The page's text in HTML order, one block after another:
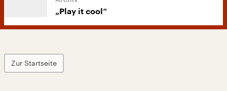
„Play it cool“
Zur Startseite